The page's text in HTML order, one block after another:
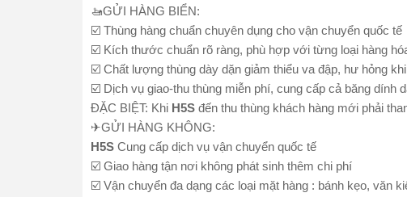
🚤GỬI HÀNG BIỂN:
☑️ Thùng hàng chuẩn chuyên dụng cho vận chuyển quốc tế
☑️ Kích thước chuẩn rõ ràng, phù hợp với từng loại hàng
☑️ Chất lượng thùng dày dặn giảm thiểu va đập, hư hỏng
☑️ Dịch vụ giao-thu thùng miễn phí, cung cấp cả băng dính
ĐẶC BIỆT: Khi H5S đến thu thùng khách hàng mới phải
✈GỬI HÀNG KHÔNG:
H5S Cung cấp dịch vụ vận chuyển quốc tế
☑️ Giao hàng tận nơi không phát sinh thêm chi phí
☑️ Vận chuyển đa dạng các loại mặt hàng : bánh kẹo, văn